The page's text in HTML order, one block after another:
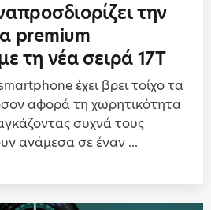
την
premium
τη νέα σειρά 17T
έχει βρει τοίχο τα
αφορά τη χωρητικότητα
συχνά τους
ανάμεσα σε έναν ...